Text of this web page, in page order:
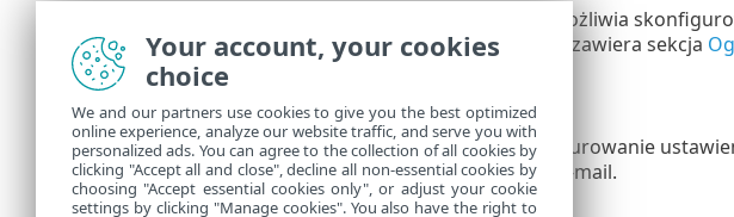
Ograniczanie umożliwia
Więcej informacji zawiera sekcja
Dystrybucja
Umożliwia konfigurowanie
wiadomościach e-mail.
Your account, your cookies
choice
We and our partners use cookies to give you the best optimized
online experience, analyze our website traffic, and serve you with
personalized ads. You can agree to the collection of all cookies by
clicking "Accept all and close", decline all non-essential cookies by
choosing "Accept essential cookies only", or adjust your cookie
settings by clicking "Manage cookies". You also have the right to